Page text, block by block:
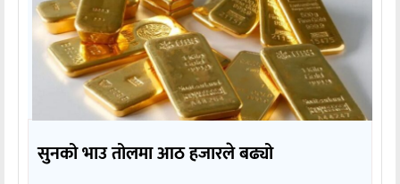
सुनको भाउ तोलमा आठ हजारले बढ्यो